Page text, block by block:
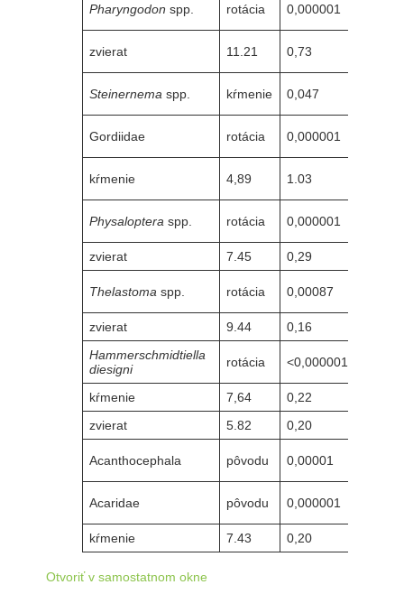
Pharyngodon spp. rotácia 0,000001
zvierat 11.21 0,73
Steinernema spp. kŕmenie 0,047
Gordiidae rotácia 0,000001
kŕmenie 4,89 1.03
Physaloptera spp. rotácia 0,000001
zvierat 7.45 0,29
Thelastoma spp. rotácia 0,00087
zvierat 9.44 0,16
Hammerschmidtiella
diesigni
rotácia <0,000001
kŕmenie 7,64 0,22
zvierat
5.82 0,20
Acanthocephala pôvodu 0,00001
Acaridae pôvodu 0,000001
kŕmenie 7.43 0,20
Otvoriť v samostatnom okne